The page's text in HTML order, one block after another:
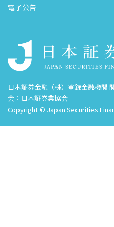
電子公告
日本証券金融（株）登録金融機関
会：日本証券業協会
Copyright © Japan Securities